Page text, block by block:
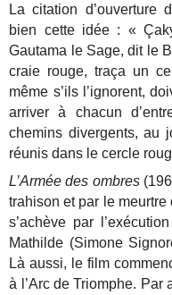
La citation d’ouverture
bien cette idée : «
Gautama le Sage, dit le
craie rouge, traça un
même s’ils l’ignorent,
arriver à chacun
chemins divergents, au
réunis dans le cercle
L’Armée des ombres
trahison et par le meurtre
s’achève par
Mathilde (Simone
Là aussi, le film
à l’Arc de Triomphe.